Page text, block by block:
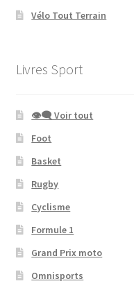
Vélo Tout Terrain
Livres Sport
👁‍🗨 Voir tout
Foot
Basket
Rugby
Cyclisme
Formule 1
Grand Prix moto
Omnisports